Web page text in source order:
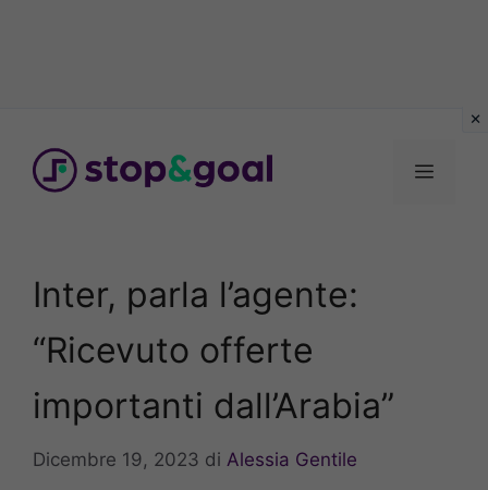
contenuto
Menu
Inter, parla l’agente:
“Ricevuto offerte
importanti dall’Arabia”
Dicembre 19, 2023 di Alessia Gentile